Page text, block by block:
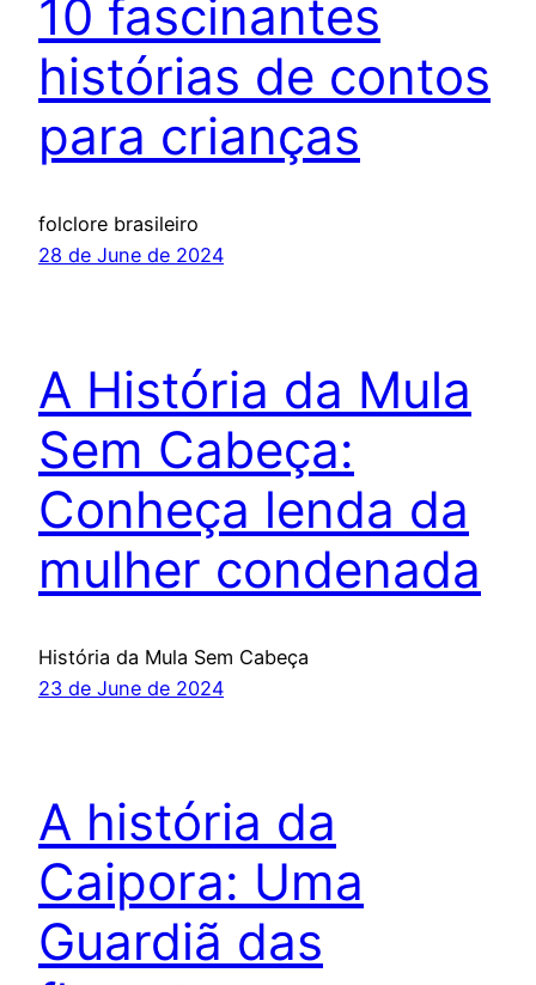
10 fascinantes
histórias de contos
para crianças
folclore brasileiro
28 de June de 2024
A História da Mula
Sem Cabeça:
Conheça lenda da
mulher condenada
História da Mula Sem Cabeça
23 de June de 2024
A história da
Caipora: Uma
Guardiã das